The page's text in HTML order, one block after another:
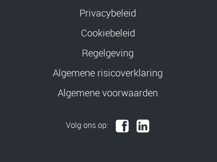
Privacybeleid
Cookiebeleid
Regelgeving
Algemene risicoverklaring
Algemene voorwaarden
Volg ons op: